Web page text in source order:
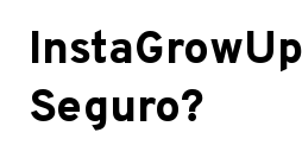
Seguro?